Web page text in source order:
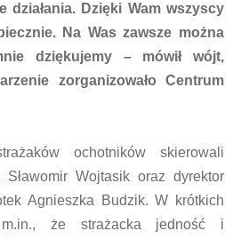
działania. Dzięki Wam wszyscy
Na Was zawsze można
dziękujemy – mówił wójt,
zorganizowało Centrum
ochotników skierowali
Wojtasik oraz dyrektor
Agnieszka Budzik. W krótkich
m.in., że strażacka jedność i